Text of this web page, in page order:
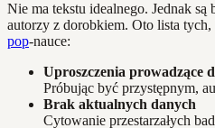
Nie ma tekstu idealnego. Jednak są
autorzy z dorobkiem. Oto lista
pop-nauce:
Uproszczenia prowadzące
Próbując być przystępnym,
Brak aktualnych danych
Cytowanie przestarzałych